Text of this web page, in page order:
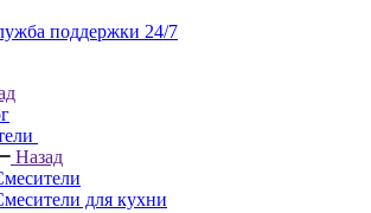
поддержки 24/7
Назад
для кухни